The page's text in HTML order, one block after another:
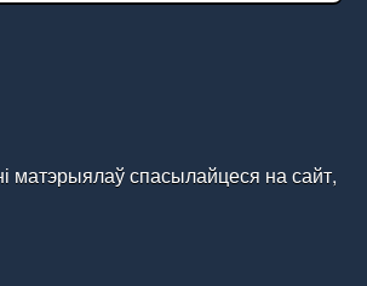
матэрыялаў спасылайцеся на сайт,